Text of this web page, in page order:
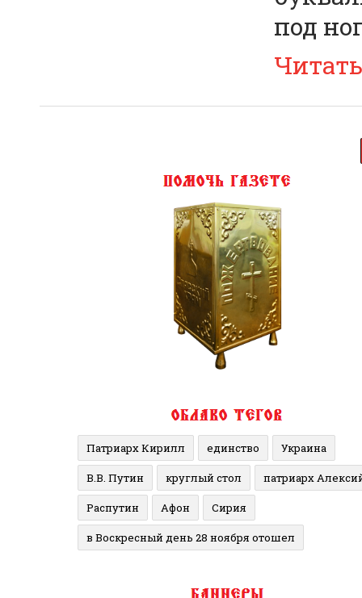
под
Патриарх Кирилл единство Украина
В.В. Путин круглый стол патриарх
Распутин Афон Сирия
в Воскресный день 28 ноября отошел